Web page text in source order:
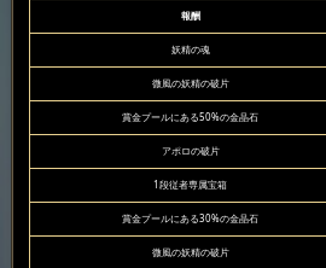
報酬
妖精の魂
微風の妖精の破片
賞金プールにある50%の金晶石
アポロの破片
1段従者専属宝箱
賞金プールにある30%の金晶石
微風の妖精の破片